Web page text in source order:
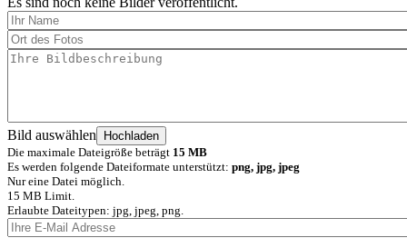
Bild auswählen
Die maximale Dateigröße beträgt 15 MB
Es werden folgende Dateiformate unterstützt: png, jpg, jpeg
Nur eine Datei möglich.
15 MB Limit.
Erlaubte Dateitypen: jpg, jpeg, png.